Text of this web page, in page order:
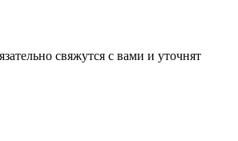
свяжутся с вами и уточнят